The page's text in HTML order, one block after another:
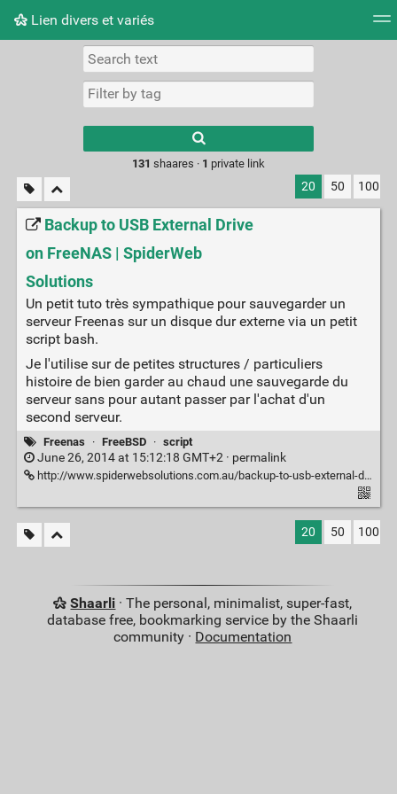
Lien divers et variés
Picture wall
results.
131 shaares · 1 private link
20 50 100
Backup to USB External Drive
on FreeNAS | SpiderWeb
Solutions
Un petit tuto très sympathique pour sauvegarder un
serveur Freenas sur un disque dur externe via un petit
script bash.
Je l'utilise sur de petites structures / particuliers
histoire de bien garder au chaud une sauvegarde du
serveur sans pour autant passer par l'achat d'un
second serveur.
Freenas · FreeBSD · script
June 26, 2014 at 15:12:18 GMT+2 · permalink
http://www.spiderwebsolutions.com.au/backup-to-usb-external-drive-on-freenas/
20 50 100
Shaarli · The personal, minimalist, super-fast,
database free, bookmarking service by the Shaarli
community · Documentation